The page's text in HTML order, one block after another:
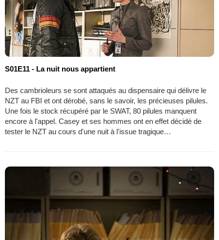
S01E11 - La nuit nous appartient
Des cambrioleurs se sont attaqués au dispensaire qui délivre le
NZT au FBI et ont dérobé, sans le savoir, les précieuses pilules.
Une fois le stock récupéré par le SWAT, 80 pilules manquent
encore à l'appel. Casey et ses hommes ont en effet décidé de
tester le NZT au cours d'une nuit à l'issue tragique…